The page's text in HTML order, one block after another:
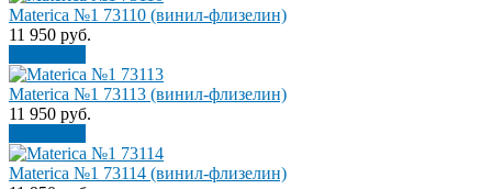
Materica №1 73110 (винил-флизелин)
11 950 руб.
Materica №1 73113 (винил-флизелин)
11 950 руб.
Materica №1 73114 (винил-флизелин)